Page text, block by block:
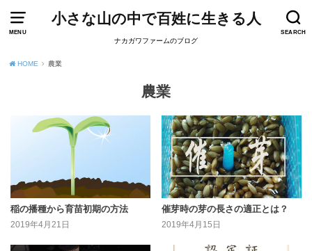
MENU SEARCH
小さな山の中で百姓に生きる人
ナカガワファームのブログ
HOME 農業
農業
稲の播種から育苗初期の方法
2019年4月21日
催芽時の芽の長さの適正とは？
2019年4月15日